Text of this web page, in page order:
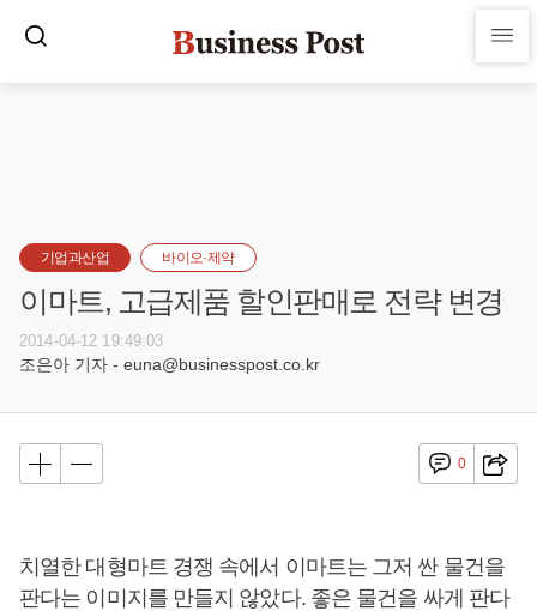
기업과산업 바이오·제약
이마트, 고급제품 할인판매로 전략 변경
2014-04-12 19:49:03
조은아 기자 - euna@businesspost.co.kr
0
치열한 대형마트 경쟁 속에서 이마트는 그저 싼 물건을
판다는 이미지를 만들지 않았다. 좋은 물건을 싸게 판다